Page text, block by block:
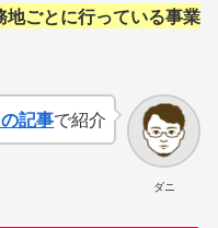
ごとに行っている事業
ダニ
記事で紹介